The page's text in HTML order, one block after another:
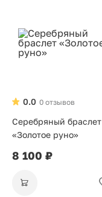
0 отзывов
0.0
Серебряный браслет
«Золотое руно»
8 100 ₽